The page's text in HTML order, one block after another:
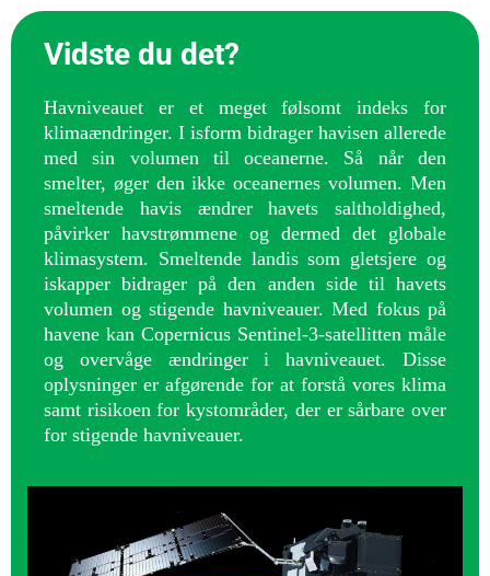
Vidste du det?
Havniveauet er et meget følsomt indeks for
klimaændringer. I isform bidrager havisen allerede
med sin volumen til oceanerne. Så når den
smelter, øger den ikke oceanernes volumen. Men
smeltende havis ændrer havets saltholdighed,
påvirker havstrømmene og dermed det globale
klimasystem. Smeltende landis som gletsjere og
iskapper bidrager på den anden side til havets
volumen og stigende havniveauer. Med fokus på
havene kan Copernicus Sentinel-3-satellitten måle
og overvåge ændringer i havniveauet. Disse
oplysninger er afgørende for at forstå vores klima
samt risikoen for kystområder, der er sårbare over
for stigende havniveauer.